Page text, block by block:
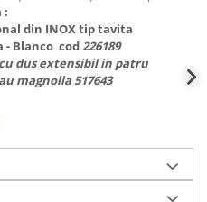
:
din INOX tip tavita
Blanco cod226189
dus extensibil in patru
magnolia 517643